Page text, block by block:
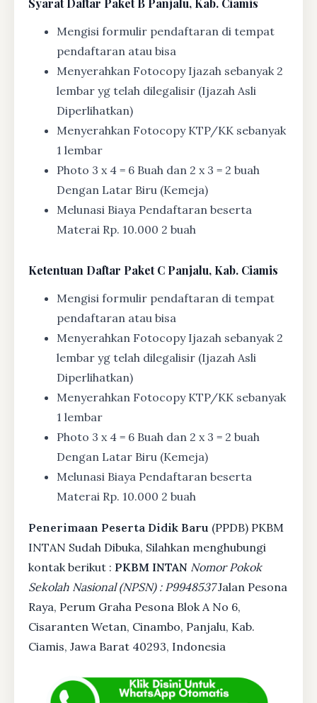
SyaratDaftar Paket B Panjalu, Kab. Ciamis
Mengisi formulir pendaftaran di tempat
pendaftaran atau bisa
Menyerahkan Fotocopy Ijazah sebanyak 2
lembar yg telah dilegalisir (Ijazah Asli
Diperlihatkan)
Menyerahkan Fotocopy KTP/KK sebanyak
1 lembar
Photo 3 x 4 = 6 Buah dan 2 x 3 = 2 buah
Dengan Latar Biru (Kemeja)
Melunasi Biaya Pendaftaran beserta
Materai Rp. 10.000 2 buah
Ketentuan Daftar Paket C Panjalu, Kab. Ciamis
Mengisi formulir pendaftaran di tempat
pendaftaran atau bisa
Menyerahkan Fotocopy Ijazah sebanyak 2
lembar yg telah dilegalisir (Ijazah Asli
Diperlihatkan)
Menyerahkan Fotocopy KTP/KK sebanyak
1 lembar
Photo 3 x 4 = 6 Buah dan 2 x 3 = 2 buah
Dengan Latar Biru (Kemeja)
Melunasi Biaya Pendaftaran beserta
Materai Rp. 10.000 2 buah
Penerimaan Peserta Didik Baru (PPDB) PKBM
INTAN Sudah Dibuka, Silahkan menghubungi
kontak berikut : PKBM INTAN Nomor Pokok
Sekolah Nasional (NPSN) : P9948537Jalan Pesona
Raya, Perum Graha Pesona Blok A No 6,
Cisaranten Wetan, Cinambo, Panjalu, Kab.
Ciamis, Jawa Barat 40293, Indonesia